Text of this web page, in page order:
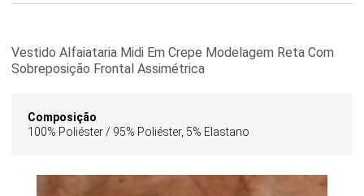
Vestido Alfaiataria Midi Em Crepe Modelagem Reta Com
Sobreposição Frontal Assimétrica
Composição
100% Poliéster / 95% Poliéster, 5% Elastano